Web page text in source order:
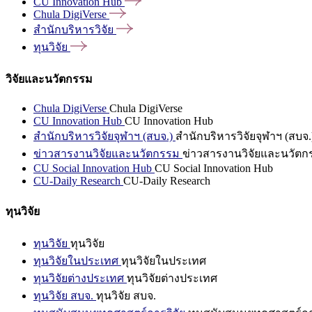
Chula DigiVerse
สำนักบริหารวิจัย
ทุนวิจัย
วิจัยและนวัตกรรม
Chula DigiVerse Chula DigiVerse
CU Innovation Hub CU Innovation Hub
สำนักบริหารวิจัยจุฬาฯ (สบจ.) สำนักบริหารวิจัยจุฬาฯ (สบจ
ข่าวสารงานวิจัยและนวัตกรรม ข่าวสารงานวิจัยและนวัตก
CU Social Innovation Hub CU Social Innovation Hub
CU-Daily Research CU-Daily Research
ทุนวิจัย
ทุนวิจัย ทุนวิจัย
ทุนวิจัยในประเทศ ทุนวิจัยในประเทศ
ทุนวิจัยต่างประเทศ ทุนวิจัยต่างประเทศ
ทุนวิจัย สบจ. ทุนวิจัย สบจ.